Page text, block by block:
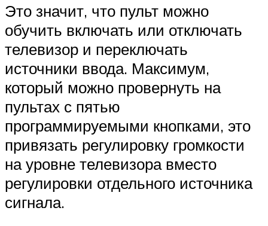
Это значит, что пульт можно
обучить включать или отключать
телевизор и переключать
источники ввода. Максимум,
который можно провернуть на
пультах с пятью
программируемыми кнопками, это
привязать регулировку громкости
на уровне телевизора вместо
регулировки отдельного источника
сигнала.